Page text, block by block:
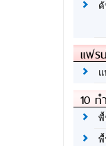
แฟร
10 ท
พื้
พื้